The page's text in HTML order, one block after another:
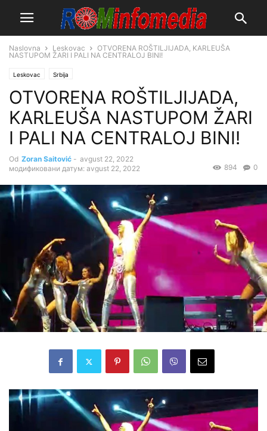
Naslovna Leskovac
OTVORENA ROŠTILJIJADA, KARLEUŠA
NASTUPOM ŽARI I PALI NA CENTRALOJ BINI!
Leskovac Srbija
OTVORENA ROŠTILJIJADA,
KARLEUŠA NASTUPOM ŽARI
I PALI NA CENTRALOJ BINI!
Od Zoran Saitović - avgust 22, 2022
модификовани датум: avgust 22, 2022
0
894